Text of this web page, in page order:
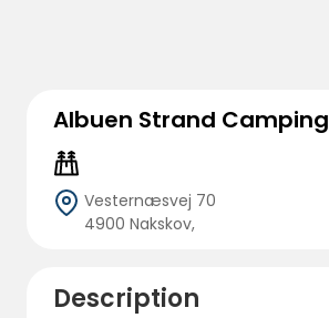
Albuen Strand Camping
Vesternæsvej 70
4900 Nakskov,
Description